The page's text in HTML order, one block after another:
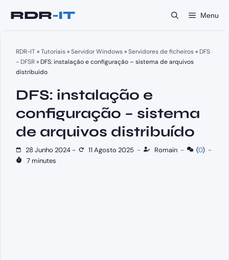
para
Menu
RDR-IT»Tutoriais»Servidor Windows»Servidores de ficheiros» DFS
- DFSR» DFS: instalação e configuração – sistema de arquivos
distribuído
DFS: instalação e
configuração – sistema
de arquivos distribuído
28 Junho 2024 - 11 Agosto 2025 - Romain - (0) -
7 minutes